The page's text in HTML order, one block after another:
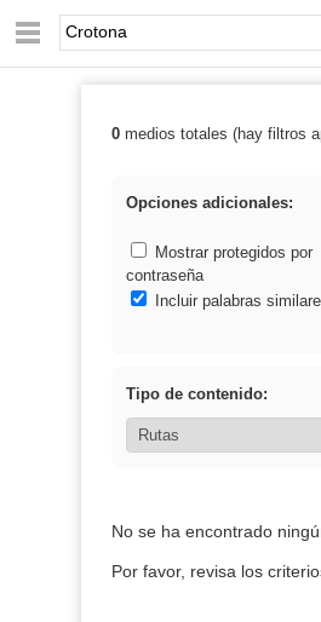
Palabra o frase:
Resultados de:
0medios totales (hay filtros
Opciones adicionales:
Mostrar protegidos por
contraseña
Incluir palabras
Tipo de contenido:
No se ha encontrado
Por favor, revisa los